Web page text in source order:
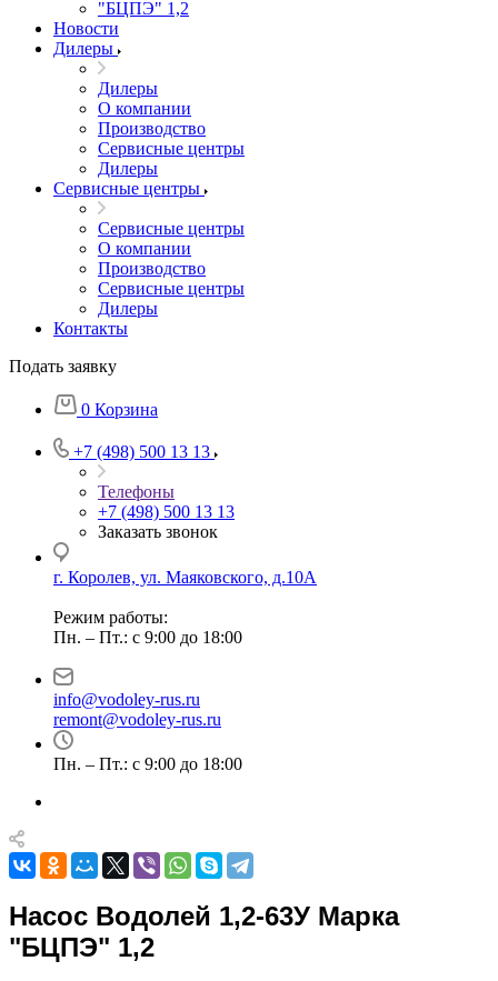
"БЦПЭ" 1,2
Новости
Дилеры
Дилеры
О компании
Производство
Сервисные центры
Дилеры
Сервисные центры
Сервисные центры
О компании
Производство
Сервисные центры
Дилеры
Контакты
Подать заявку
0 Корзина
+7 (498) 500 13 13
Телефоны
+7 (498) 500 13 13
Заказать звонок
г. Королев, ул. Маяковского, д.10А
Режим работы:
Пн. – Пт.: с 9:00 до 18:00
info@vodoley-rus.ru
remont@vodoley-rus.ru
Пн. – Пт.: с 9:00 до 18:00
Насос Водолей 1,2-63У Марка
"БЦПЭ" 1,2